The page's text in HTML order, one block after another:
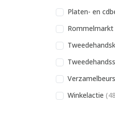
Platen- en
Rommelmarkt
Verzamelbeurs
Winkelactie